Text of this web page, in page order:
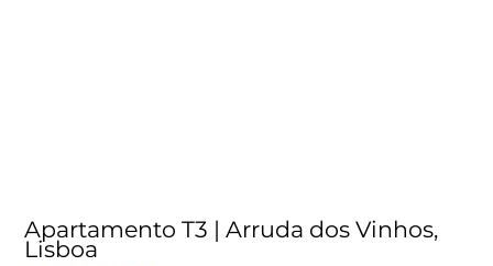
Apartamento T3 | Arruda dos Vinhos,
Lisboa